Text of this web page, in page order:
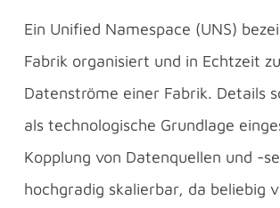
Ein Unified Namespace (UNS)
Fabrik organisiert und in Echtzeit
Datenströme einer Fabrik. Details
als technologische Grundlage
Kopplung von Datenquellen und -
hochgradig skalierbar, da beliebig